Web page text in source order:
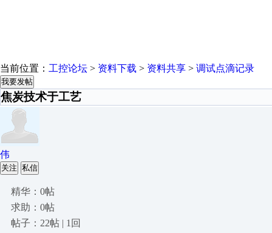
当前位置： 工控论坛 > 资料下载 > 资料共享 > 调试点滴记录
我要发帖
焦炭技术于工艺
伟
关注 私信
精华：0帖
求助：0帖
帖子：22帖 | 1回